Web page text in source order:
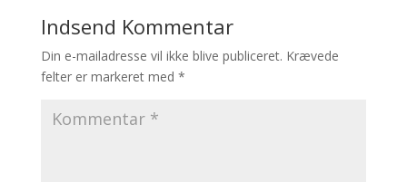
Indsend Kommentar
Din e-mailadresse vil ikke blive publiceret. Krævede
felter er markeret med *